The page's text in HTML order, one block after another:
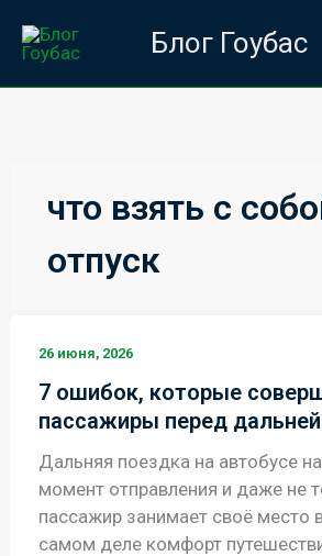
содержимому
Блог Гоубас
что взять с
отпуск
26 июня, 2026
7 ошибок, которые
пассажиры перед
Дальняя поездка на автобусе
момент отправления и даже не
пассажир занимает своё место
самом деле комфорт